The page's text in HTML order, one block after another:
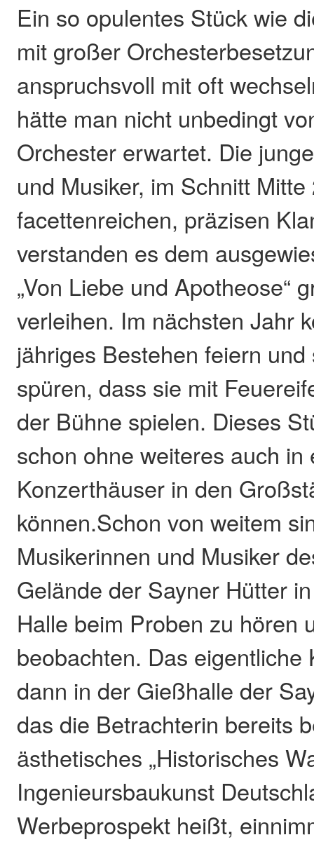
Ein so opulentes Stück wie
mit großer
anspruchsvoll mit oft
hätte man nicht unbedingt
Orchester erwartet. Die
und Musiker, im Schnitt
facettenreichen, präzisen
verstanden es dem
„Von Liebe und Apotheose“
verleihen. Im nächsten Jahr
jähriges Bestehen feiern
spüren, dass sie mit
der Bühne spielen. Dieses
schon ohne weiteres auch
Konzerthäuser in den
können.Schon von weitem
Musikerinnen und Musiker
Gelände der Sayner Hütter
Halle beim Proben zu hören
beobachten. Das eigentliche
dann in der Gießhalle der
das die Betrachterin bereits
ästhetisches „Historisches
Ingenieursbaukunst
Werbeprospekt heißt,